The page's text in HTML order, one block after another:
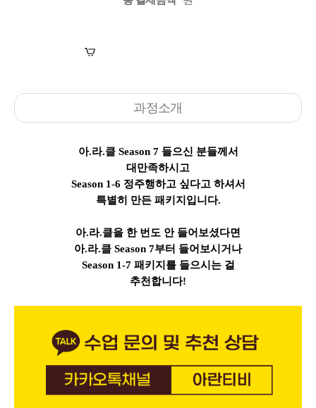
과정소개
아.라.클 Season 7 들으신 분들께서
대만족하시고
Season 1-6 정주행하고 싶다고 하셔서
특별히 만든 패키지입니다.
아.라.클을 한 번도 안 들어보셨다면
아.라.클 Season 7부터 들어보시거나
Season 1-7 패키지를 들으시는 걸
추천합니다!